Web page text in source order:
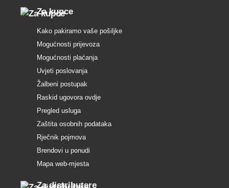
Za kupce
Kako pakiramo vaše pošiljke
Mogućnosti prijevoza
Mogućnosti plaćanja
Uvjeti poslovanja
Žalbeni postupak
Raskid ugovora ovdje
Pregled usluga
Zaštita osobnih podataka
Rječnik pojmova
Brendovi u ponudi
Mapa web-mjesta
Za distributere